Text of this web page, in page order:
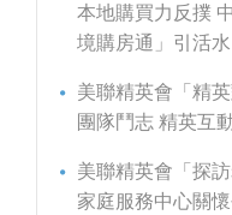
本地購買力反撲
境購房通」引活
美聯精英會「精
團隊鬥志 精英互
美聯精英會「探
家庭服務中心關